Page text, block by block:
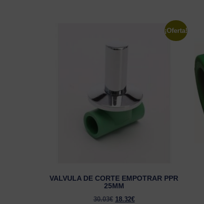
¡Oferta!
VALVULA DE CORTE EMPOTRAR PPR
25MM
30.03€ 18.32€